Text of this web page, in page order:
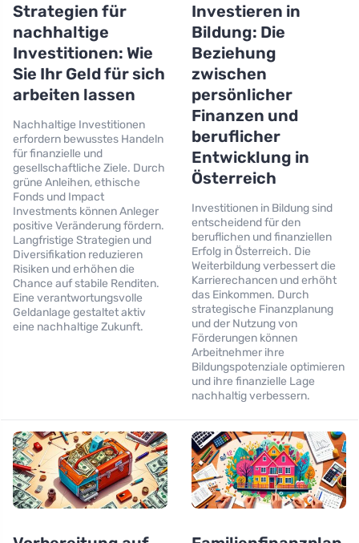
Strategien für
nachhaltige
Investitionen: Wie
Sie Ihr Geld für sich
arbeiten lassen
Nachhaltige Investitionen
erfordern bewusstes Handeln
für finanzielle und
gesellschaftliche Ziele. Durch
grüne Anleihen, ethische
Fonds und Impact
Investments können Anleger
positive Veränderung fördern.
Langfristige Strategien und
Diversifikation reduzieren
Risiken und erhöhen die
Chance auf stabile Renditen.
Eine verantwortungsvolle
Geldanlage gestaltet aktiv
eine nachhaltige Zukunft.
Investieren in
Bildung: Die
Beziehung
zwischen
persönlicher
Finanzen und
beruflicher
Entwicklung in
Österreich
Investitionen in Bildung sind
entscheidend für den
beruflichen und finanziellen
Erfolg in Österreich. Die
Weiterbildung verbessert die
Karrierechancen und erhöht
das Einkommen. Durch
strategische Finanzplanung
und der Nutzung von
Förderungen können
Arbeitnehmer ihre
Bildungspotenziale optimieren
und ihre finanzielle Lage
nachhaltig verbessern.